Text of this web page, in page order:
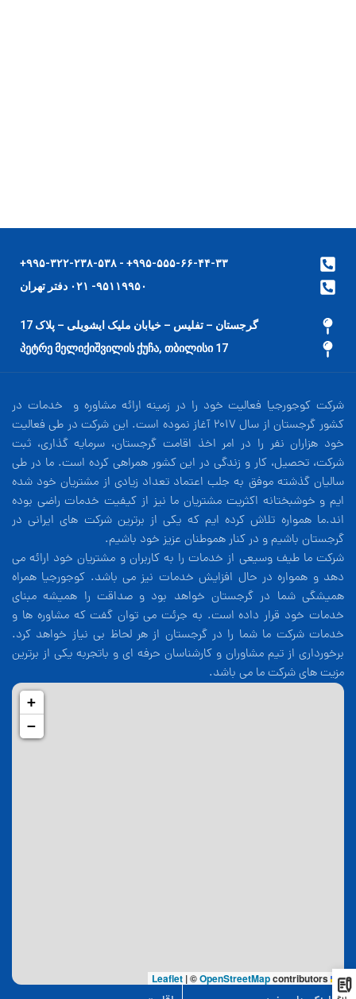
۹۹۵-۵۵۵-۶۶-۴۴-۳۳+ - ۹۹۵-۳۲۲-۲۳۸-۵۳۸+
۹۵۱۱۹۹۵۰- ۰۲۱ دفتر تهران
گرجستان – تفلیس – خیابان ملیک ایشویلی – پلاک 17
17 პეტრე მელიქიშვილის ქუჩა, თბილისი
شرکت کوجورجیا فعالیت خود را در زمینه ارائه مشاوره و خدمات در
کشور گرجستان از سال 2017 آغاز نموده است. این شرکت در طی فعالیت
خود هزاران نفر را در امر اخذ اقامت گرجستان، سرمایه گذاری، ثبت
شرکت، تحصیل، کار و زندگی در این کشور همراهی کرده است. ما در طی
سالیان گذشته موفق به جلب اعتماد تعداد زیادی از مشتریان خود شده
ایم و خوشبختانه اکثریت مشتریان ما نیز از کیفیت خدمات راضی بوده
اند.ما همواره تلاش کرده ایم که یکی از برترین شرکت های ایرانی در
گرجستان باشیم و در کنار هموطنان عزیز خود باشیم.
شرکت ما طیف وسیعی از خدمات را به کاربران و مشتریان خود ارائه می
دهد و همواره در حال افزایش خدمات نیز می باشد. کوجورجیا همراه
همیشگی شما در گرجستان خواهد بود و صداقت را همیشه مبنای
خدمات خود قرار داده است. به جرئت می توان گفت که مشاوره ها و
خدمات شرکت ما شما را در گرجستان از هر لحاظ بی نیاز خواهد کرد.
برخورداری از تیم مشاوران و کارشناسان حرفه ای و باتجربه یکی از برترین
مزیت های شرکت ما می باشد.
+
−
Leaflet
|©OpenStreetMapcontributors